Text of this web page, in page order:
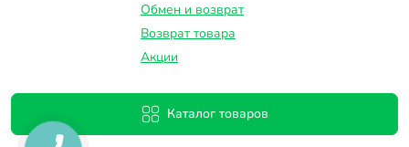
Обмен и возврат
Возврат товара
Акции
Каталог товаров